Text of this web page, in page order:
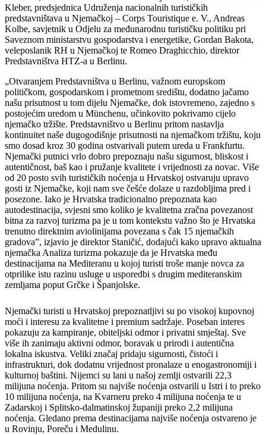
Kleber, predsjednica Udruženja nacionalnih turističkih
predstavništava u Njemačkoj – Corps Touristique e. V., Andreas
Kolbe, savjetnik u Odjelu za međunarodnu turističku politiku pri
Saveznom ministarstvu gospodarstva i energetike, Gordan Bakota,
veleposlanik RH u Njemačkoj te Romeo Draghicchio, direktor
Predstavništva HTZ-a u Berlinu.
„Otvaranjem Predstavništva u Berlinu, važnom europskom
političkom, gospodarskom i prometnom središtu, dodatno jačamo
našu prisutnost u tom dijelu Njemačke, dok istovremeno, zajedno s
postojećim uredom u Münchenu, učinkovito pokrivamo cijelo
njemačko tržište. Predstavništvo u Berlinu pritom nastavlja
kontinuitet naše dugogodišnje prisutnosti na njemačkom tržištu, koju
smo dosad kroz 30 godina ostvarivali putem ureda u Frankfurtu.
Njemački putnici vrlo dobro prepoznaju našu sigurnost, bliskost i
autentičnost, baš kao i pružanje kvalitete i vrijednosti za novac. Više
od 20 posto svih turističkih noćenja u Hrvatskoj ostvaruju upravo
gosti iz Njemačke, koji nam sve češće dolaze u razdobljima pred i
posezone. Iako je Hrvatska tradicionalno prepoznata kao
autodestinacija, svjesni smo koliko je kvalitetna zračna povezanost
bitna za razvoj turizma pa je u tom kontekstu važno što je Hrvatska
trenutno direktnim aviolinijama povezana s čak 15 njemačkih
gradova”, izjavio je direktor Staničić, dodajući kako upravo aktualna
njemačka Analiza turizma pokazuje da je Hrvatska među
destinacijama na Mediteranu u kojoj turisti troše manje novca za
otprilike istu razinu usluge u usporedbi s drugim mediteranskim
zemljama poput Grčke i Španjolske.
Njemački turisti u Hrvatskoj prepoznatljivi su po visokoj kupovnoj
moći i interesu za kvalitetne i premium sadržaje. Poseban interes
pokazuju za kampiranje, obiteljski odmor i privatni smještaj. Sve
više ih zanimaju aktivni odmor, boravak u prirodi i autentična
lokalna iskustva. Veliki značaj pridaju sigurnosti, čistoći i
infrastrukturi, dok dodatnu vrijednost pronalaze u enogastronomiji i
kulturnoj baštini. Nijemci su lani u našoj zemlji ostvarili 22,3
milijuna noćenja. Pritom su najviše noćenja ostvarili u Istri i to preko
10 milijuna noćenja, na Kvarneru preko 4 milijuna noćenja te u
Zadarskoj i Splitsko-dalmatinskoj županiji preko 2,2 milijuna
noćenja. Gledano prema destinacijama najviše noćenja ostvareno je
u Rovinju, Poreču i Medulinu.